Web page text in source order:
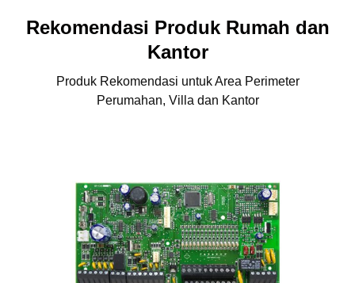
Rekomendasi Produk Rumah dan
Kantor
Produk Rekomendasi untuk Area Perimeter
Perumahan, Villa dan Kantor